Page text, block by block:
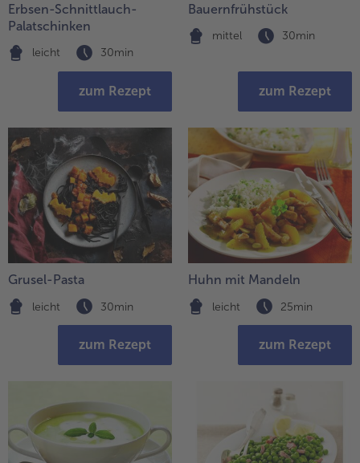
Erbsen-Schnittlauch-
Palatschinken
leicht 30min
zum Rezept
Bauernfrühstück
mittel 30min
zum Rezept
Grusel-Pasta
leicht 30min
zum Rezept
Huhn mit Mandeln
leicht 25min
zum Rezept